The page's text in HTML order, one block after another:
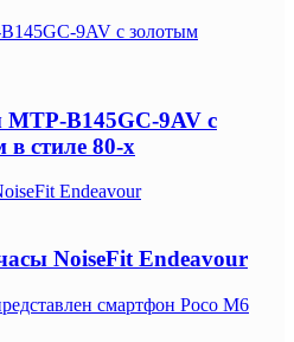
9AV с золотым
MTP-B145GC-9AV с
стиле 80-х
Endeavour
NoiseFit Endeavour
смартфон Poco M6